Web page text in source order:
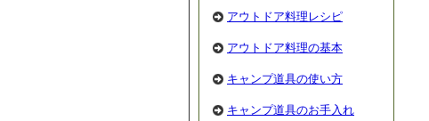
アウトドア料理レシピ
アウトドア料理の基本
キャンプ道具の使い方
キャンプ道具のお手入れ